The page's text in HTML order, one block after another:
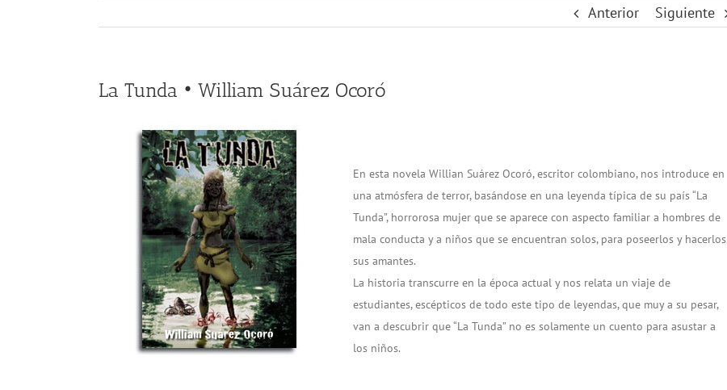
Anterior Siguiente
La Tunda • William Suárez Ocoró
En esta novela Willian Suárez Ocoró, escritor colombiano, nos introduce en
una atmósfera de terror, basándose en una leyenda típica de su país “La
Tunda”, horrorosa mujer que se aparece con aspecto familiar a hombres de
mala conducta y a niños que se encuentran solos, para poseerlos y hacerlos
sus amantes.
La historia transcurre en la época actual y nos relata un viaje de
estudiantes, escépticos de todo este tipo de leyendas, que muy a su pesar,
van a descubrir que “La Tunda” no es solamente un cuento para asustar a
los niños.